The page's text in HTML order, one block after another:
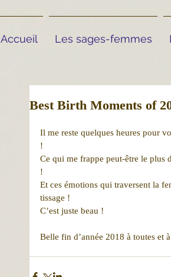
Accueil Les sages-femmes
Best Birth Moments of
Il me reste quelques heures pour
!
Ce qui me frappe peut-être le plus
!
Et ces émotions qui traversent la
tissage !
C’est juste beau !
Belle fin d’année 2018 à toutes et